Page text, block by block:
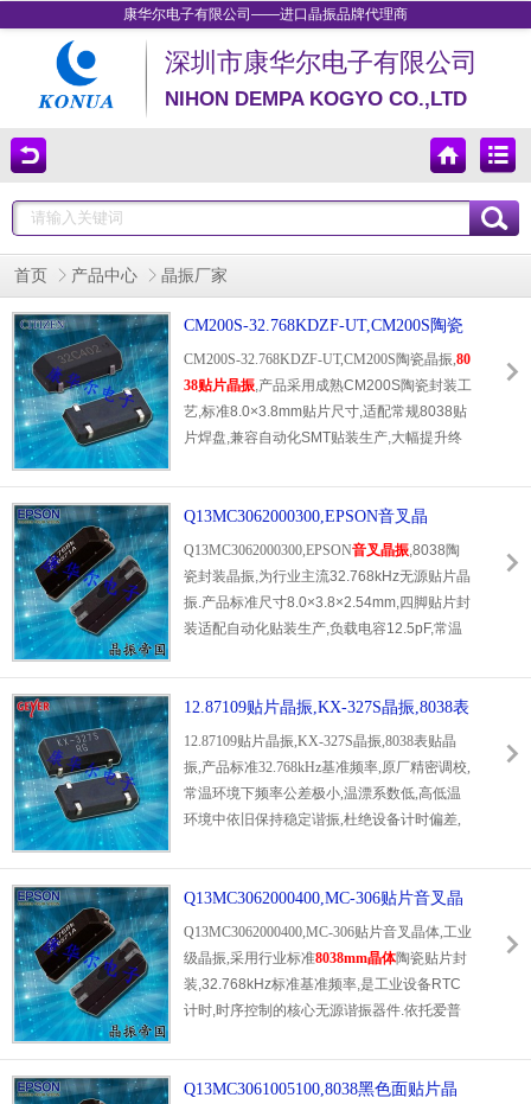
康华尔电子有限公司——进口晶振品牌代理商
深圳市康华尔电子有限公司
NIHON DEMPA KOGYO CO.,LTD
首页 产品中心 晶振厂家
CM200S-32.768KDZF-UT,CM200S陶瓷
晶振,8038贴片晶振
CM200S-32.768KDZF-UT,CM200S陶瓷晶振,80
38贴片晶振,产品采用成熟CM200S陶瓷封装工
艺,标准8.0×3.8mm贴片尺寸,适配常规8038贴
片焊盘,兼容自动化SMT贴装生产,大幅提升终
频精准稳定,专为各类设备RTC实时时钟电路设
计,频率精度高,参数误差小.器件负载参数适配
主流单片机,主控芯片,工作温度区间覆盖-40℃
至+85℃,温漂性能优异,高低温环境下无明显频
率偏移.陶瓷密封结构坚固耐用,防尘防潮,抗震
动能力突出,符合RoHS环保标准,是消费电子,
Q13MC3062000300,EPSON音叉晶
振,8038陶瓷封装晶振
Q13MC3062000300,EPSON音叉晶振,8038陶
瓷封装晶振,为行业主流32.768kHz无源贴片晶
振.产品标准尺寸8.0×3.8×2.54mm,四脚贴片封
装适配自动化贴装生产,负载电容12.5pF,常温
定.该晶振工作温度区间为-40℃至+85℃,宽温
环境下频率偏移极小,具备优异的耐高低温,抗
干扰及抗老化性能.作为工业级高精度计时晶
振,它可为设备提供精准时钟基准,适配各类精
密计时场景.我司康华尔电子为EPSON正规品
牌代理,原厂正品货源充足,品质有保障,可提供
12.87109贴片晶振,KX-327S晶振,8038表
贴晶振
12.87109贴片晶振,KX-327S晶振,8038表贴晶
振,产品标准32.768kHz基准频率,原厂精密调校,
常温环境下频率公差极小,温漂系数低,高低温
环境中依旧保持稳定谐振,杜绝设备计时偏差,
扰,抗振动能力出众,可抵御设备运行中的电路
杂波与物理震动.具备低阻抗,低老化特性,长期
连续工作不易衰减,使用寿命远超普通国产同规
格晶振.作为正规品牌代理,康华尔电子所有货
品均原厂直发,品质可溯源,无翻新次品,适配高
精度民用与商用设备,货源稳定,欢迎各大厂商
Q13MC3062000400,MC-306贴片音叉晶
体,工业级晶振
Q13MC3062000400,MC-306贴片音叉晶体,工业
级晶振,采用行业标准8038mm晶体陶瓷贴片封
装,32.768kHz标准基准频率,是工业设备RTC
计时,时序控制的核心无源谐振器件.依托爱普
质,频率精度高,年老化率极低,长期连续运行几
乎无频偏,完美适配工业设备常年不间断工作需
Q13MC3061005100,8038黑色面贴片晶